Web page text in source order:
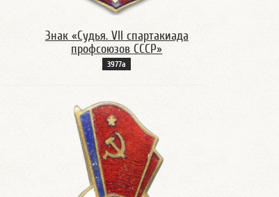
Знак «Судья. VII спартакиада
профсоюзов СССР»
3977а